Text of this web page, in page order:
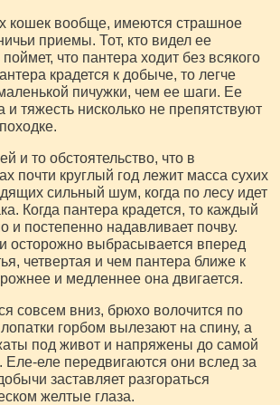
кошек вообще, имеются страшное
приемы. Тот, кто видел ее
что пантера ходит без всякого
крадется к добыче, то легче
пичужки, чем ее шаги. Ее
и тяжесть нисколько не препятствуют
и то обстоятельство, что в
почти круглый год лежит масса сухих
сильный шум, когда по лесу идет
Когда пантера крадется, то каждый
и постепенно надавливает почву.
осторожно выбрасывается вперед
четвертая и чем пантера ближе к
и медленнее она двигается.
совсем вниз, брюхо волочится по
горбом вылезают на спину, а
под живот и напряжены до самой
Еле-еле передвигаются они вслед за
заставляет разгораться
желтые глаза.